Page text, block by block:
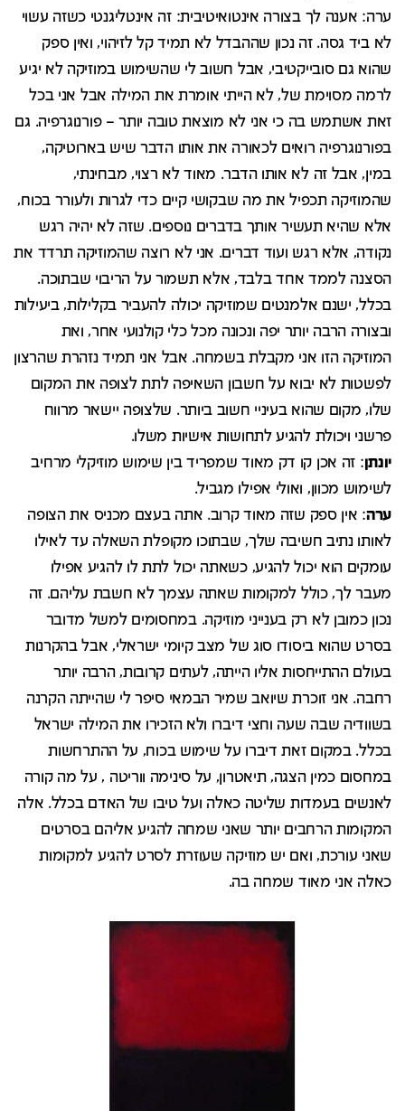
ערה: אענה לך בצורה אינטואיטיבית: זה אינטליגנטי כשזה עשוי
לא ביד גסה. זה נכון שההבדל לא תמיד קל לזיהוי, ואין ספק
שהוא גם סובייקטיבי, אבל חשוב לי שהשימוש במוזיקה לא יגיע
לרמה מסוימת של, לא הייתי אומרת את המילה אבל אני בכל
זאת אשתמש בה כי אני לא מוצאת טובה יותר – פורנוגרפיה. גם
בפורנוגרפיה רואים לכאורה את אותו הדבר שיש בארוטיקה,
במין, אבל זה לא אותו הדבר. מאוד לא רצוי, מבחינתי,
שהמוזיקה תכפיל את מה שבקושי קיים כדי לגרות ולעורר בכוח,
אלא שהיא תעשיר אותך בדברים נוספים. שזה לא יהיה רגש
נקודה, אלא רגש ועוד דברים. אני לא רוצה שהמוזיקה תרדד את
הסצנה לממד אחד בלבד, אלא תשמור על הריבוי שבתוכה.
בכלל, ישנם אלמנטים שמוזיקה יכולה להעביר בקלילות, ביעילות
ובצורה הרבה יותר יפה ונכונה מכל כלי קולנועי אחר, ואת
המוזיקה הזו אני מקבלת בשמחה. אבל אני תמיד נזהרת שהרצון
לפשטות לא יבוא על חשבון השאיפה לתת לצופה את המקום
שלו, מקום שהוא בעיניי חשוב ביותר. שלצופה יישאר מרווח
פרשני ויכולת להגיע לתחושות אישיות משלו.
יונתן: זה אכן קו דק מאוד שמפריד בין שימוש מוזיקלי מרחיב
לשימוש מכוון, ואולי אפילו מגביל.
ערה: אין ספק שזה מאוד קרוב. אתה בעצם מכניס את הצופה
לאותו נתיב חשיבה שלך, שבתוכו מקופלת השאלה עד לאילו
עומקים הוא יכול להגיע, כשאתה יכול לתת לו להגיע אפילו
מעבר לך, כולל למקומות שאתה עצמך לא חשבת עליהם. זה
נכון כמובן לא רק בענייני מוזיקה. במחסומים למשל מדובר
בסרט שהוא ביסודו סוג של מצב קיומי ישראלי, אבל בהקרנות
בעולם ההתייחסות אליו הייתה, לעתים קרובות, הרבה יותר
רחבה. אני זוכרת שיואב שמיר הבמאי סיפר לי שהייתה הקרנה
בשוודיה שבה שעה וחצי דיברו ולא הזכירו את המילה ישראל
בכלל. במקום זאת דיברו על שימוש בכוח, על ההתרחשות
במחסום כמין הצגה, תיאטרון, על סינימה ווריטה , על מה קורה
לאנשים בעמדות שליטה כאלה ועל טיבו של האדם בכלל. אלה
המקומות הרחבים יותר שאני שמחה להגיע אליהם בסרטים
שאני עורכת, ואם יש מוזיקה שעוזרת לסרט להגיע למקומות
כאלה אני מאוד שמחה בה.